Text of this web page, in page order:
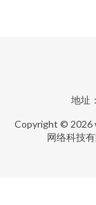
地址
Copyright © 2026
网络科技